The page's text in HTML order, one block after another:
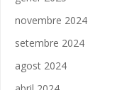
novembre 2024
setembre 2024
agost 2024